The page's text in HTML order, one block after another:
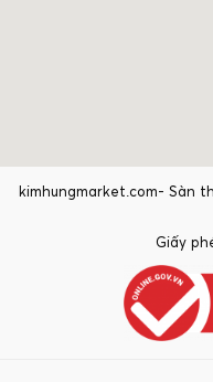
kimhungmarket.com- Sàn
Giấy